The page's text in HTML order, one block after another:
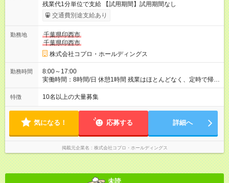
残業代1分単位で支給 【試用期間】試用期間なし
交通費別途支給あり
勤務地
千葉県印西市
千葉県印西市
株式会社コプロ・ホールディングス
勤務時間
8:00～17:00
実働時間：8時間/日 休憩1時間 残業はほとんどなく、定時で帰れ
る日が多い働き方です。 毎日の業務は進捗管理や事務が中心な
ので、 「今日やるべき仕事」が終われば、自然と区切りをつけ
方を大切にしています。
特徴 10名以上の大量募集
気になる！ 応募する 詳細へ
掲載元企業名 株式会社コプロ・ホールディングス
未読